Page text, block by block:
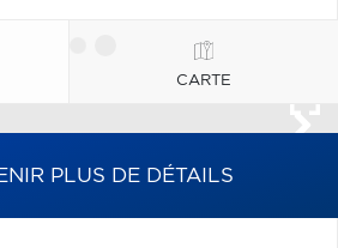
CARTE
PLUS DE DÉTAILS